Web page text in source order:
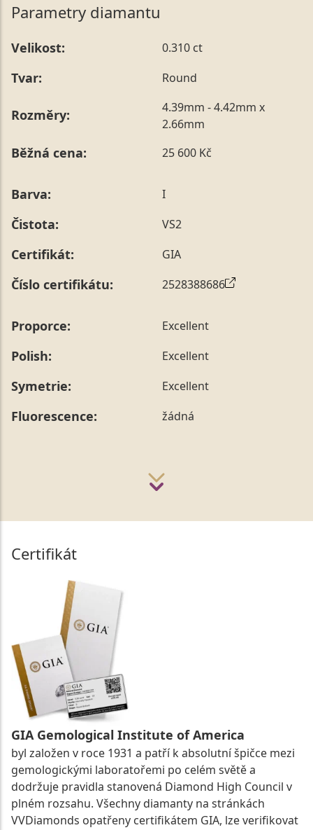
Parametry diamantu
Velikost: 0.310 ct
Tvar: Round
Rozměry:
4.39mm - 4.42mm x
2.66mm
Běžná cena: 25 600 Kč
Barva: I
Čistota: VS2
Certifikát: GIA
Číslo certifikátu: 2528388686
Proporce: Excellent
Polish: Excellent
Symetrie: Excellent
Fluorescence: žádná
Certifikát
GIA Gemological Institute of America
byl založen v roce 1931 a patří k absolutní špičce mezi
gemologickými laboratořemi po celém světě a
dodržuje pravidla stanovená Diamond High Council v
plném rozsahu. Všechny diamanty na stránkách
VVDiamonds opatřeny certifikátem GIA, lze verifikovat